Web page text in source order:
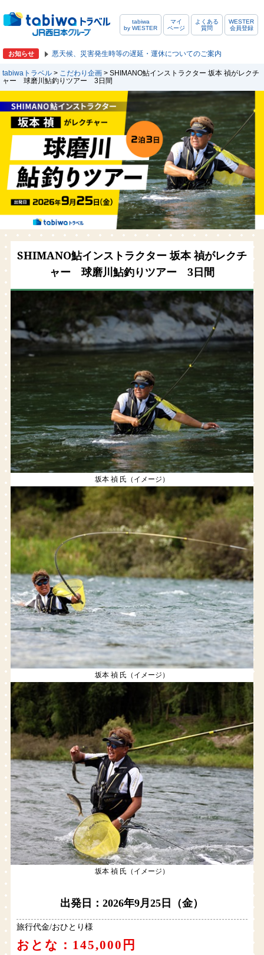
tabiwa
by WESTER
マイ
ページ
よくある
質問
WESTER
会員登録
お知らせ 悪天候、災害発生時等の遅延・運休についてのご案内
tabiwaトラベル > こだわり企画 > SHIMANO鮎インストラクター 坂本 禎がレクチ
ャー 球磨川鮎釣りツアー 3日間
SHIMANO鮎インストラクター 坂本 禎がレクチ
ャー 球磨川鮎釣りツアー 3日間
坂本 禎 氏（イメージ）
坂本 禎 氏（イメージ）
坂本 禎 氏（イメージ）
出発日：2026年9月25日（金）
旅行代金/おひとり様
おとな：145,000円